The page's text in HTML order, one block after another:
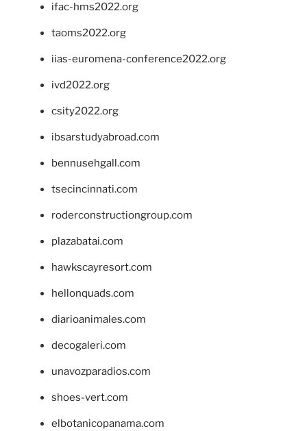
ifac-hms2022.org
taoms2022.org
iias-euromena-conference2022.org
ivd2022.org
csity2022.org
ibsarstudyabroad.com
bennusehgall.com
tsecincinnati.com
roderconstructiongroup.com
plazabatai.com
hawkscayresort.com
hellonquads.com
diarioanimales.com
decogaleri.com
unavozparadios.com
shoes-vert.com
elbotanicopanama.com